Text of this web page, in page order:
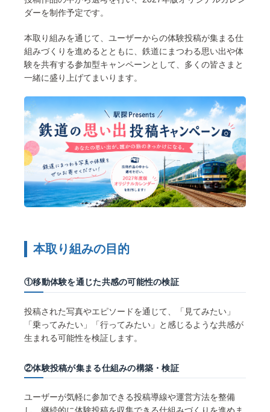
ダーを制作予定です。
本取り組みを通じて、ユーザーからの体験投稿が集まる仕
組みづくりを進めるとともに、鉄道にまつわる思い出や体
験を共有する参加型キャンペーンとして、多くの皆さまと
一緒に盛り上げてまいります。
本取り組みの目的
①移動体験を通じた共感の可能性の検証
投稿された写真やエピソードを通じて、「見てみたい」
「乗ってみたい」「行ってみたい」と感じるような共感が
生まれる可能性を検証します。
②体験投稿が集まる仕組みの構築・検証
ユーザーが気軽に参加できる投稿導線や運営方法を整備